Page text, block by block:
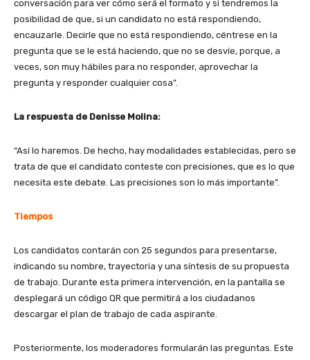
conversación para ver cómo será el formato y si tendremos la
posibilidad de que, si un candidato no está respondiendo,
encauzarle. Decirle que no está respondiendo, céntrese en la
pregunta que se le está haciendo, que no se desvíe, porque, a
veces, son muy hábiles para no responder, aprovechar la
pregunta y responder cualquier cosa”.
La respuesta de Denisse Molina:
“Así lo haremos. De hecho, hay modalidades establecidas, pero se
trata de que el candidato conteste con precisiones, que es lo que
necesita este debate. Las precisiones son lo más importante”.
Tiempos
Los candidatos contarán con 25 segundos para presentarse,
indicando su nombre, trayectoria y una síntesis de su propuesta
de trabajo. Durante esta primera intervención, en la pantalla se
desplegará un código QR que permitirá a los ciudadanos
descargar el plan de trabajo de cada aspirante.
Posteriormente, los moderadores formularán las preguntas. Este